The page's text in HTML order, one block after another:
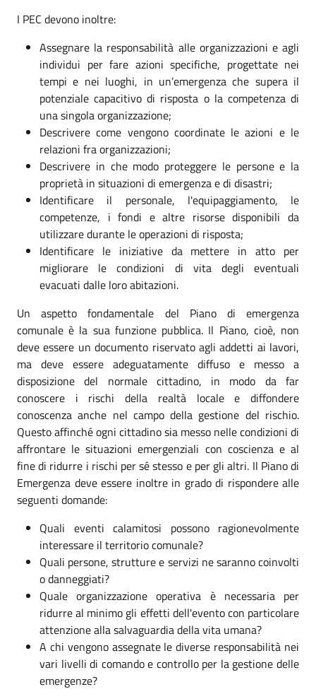
I PEC devono inoltre:
Assegnare la responsabilità alle organizzazioni e agli
individui per fare azioni specifiche, progettate nei
tempi e nei luoghi, in un’emergenza che supera il
potenziale capacitivo di risposta o la competenza di
una singola organizzazione;
Descrivere come vengono coordinate le azioni e le
relazioni fra organizzazioni;
Descrivere in che modo proteggere le persone e la
proprietà in situazioni di emergenza e di disastri;
Identificare il personale, l'equipaggiamento, le
competenze, i fondi e altre risorse disponibili da
utilizzare durante le operazioni di risposta;
Identificare le iniziative da mettere in atto per
migliorare le condizioni di vita degli eventuali
evacuati dalle loro abitazioni.
Un aspetto fondamentale del Piano di emergenza
comunale è la sua funzione pubblica. Il Piano, cioè, non
deve essere un documento riservato agli addetti ai lavori,
ma deve essere adeguatamente diffuso e messo a
disposizione del normale cittadino, in modo da far
conoscere i rischi della realtà locale e diffondere
conoscenza anche nel campo della gestione del rischio.
Questo affinché ogni cittadino sia messo nelle condizioni di
affrontare le situazioni emergenziali con coscienza e al
fine di ridurre i rischi per sé stesso e per gli altri. Il Piano di
Emergenza deve essere inoltre in grado di rispondere alle
seguenti domande:
Quali eventi calamitosi possono ragionevolmente
interessare il territorio comunale?
Quali persone, strutture e servizi ne saranno coinvolti
o danneggiati?
Quale organizzazione operativa è necessaria per
ridurre al minimo gli effetti dell'evento con particolare
attenzione alla salvaguardia della vita umana?
A chi vengono assegnate le diverse responsabilità nei
vari livelli di comando e controllo per la gestione delle
emergenze?